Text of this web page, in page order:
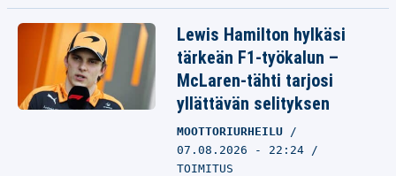
Lewis Hamilton hylkäsi
tärkeän F1-työkalun –
McLaren-tähti tarjosi
yllättävän selityksen
MOOTTORIURHEILU
07.08.2026 - 22:24
TOIMITUS